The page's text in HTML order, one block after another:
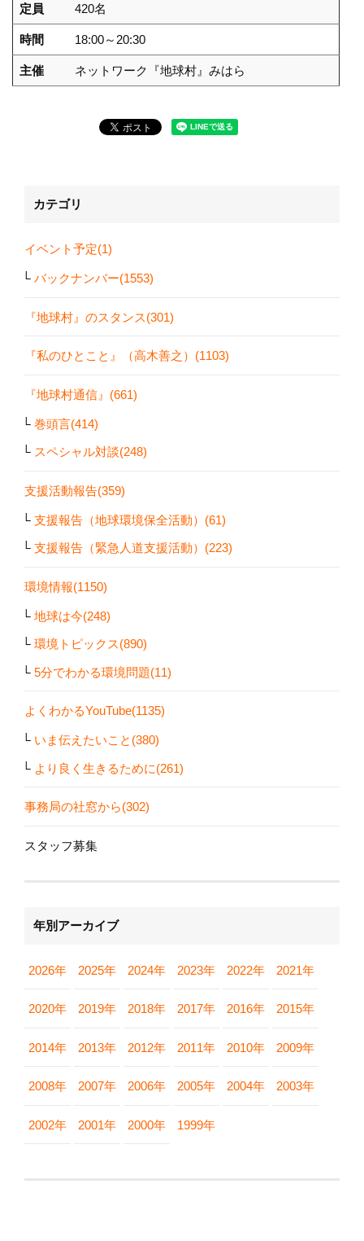
定員 420名
時間 18:00～20:30
主催 ネットワーク『地球村』みはら
カテゴリ
イベント予定(1)
バックナンバー(1553)
『地球村』のスタンス(301)
『私のひとこと』（高木善之）(1103)
『地球村通信』(661)
巻頭言(414)
スペシャル対談(248)
支援活動報告(359)
支援報告（地球環境保全活動）(61)
支援報告（緊急人道支援活動）(223)
環境情報(1150)
地球は今(248)
環境トピックス(890)
5分でわかる環境問題(11)
よくわかるYouTube(1135)
いま伝えたいこと(380)
より良く生きるために(261)
事務局の社窓から(302)
スタッフ募集
年別アーカイブ
2026年 2025年 2024年 2023年 2022年 2021年
2020年 2019年 2018年 2017年 2016年 2015年
2014年 2013年 2012年 2011年 2010年 2009年
2008年 2007年 2006年 2005年 2004年 2003年
2002年 2001年 2000年 1999年